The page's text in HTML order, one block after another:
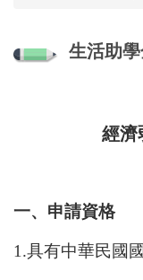
生活助
經濟
一、申請資格
1.具有中華民國